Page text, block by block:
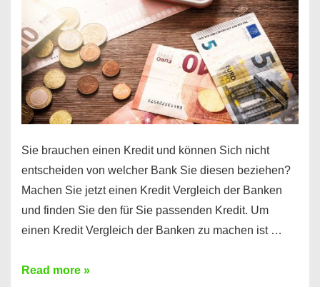
Euro
Kredit
finden
Sie brauchen einen Kredit und können Sich nicht
entscheiden von welcher Bank Sie diesen beziehen?
Machen Sie jetzt einen Kredit Vergleich der Banken
und finden Sie den für Sie passenden Kredit. Um
einen Kredit Vergleich der Banken zu machen ist …
Sie
Read more »